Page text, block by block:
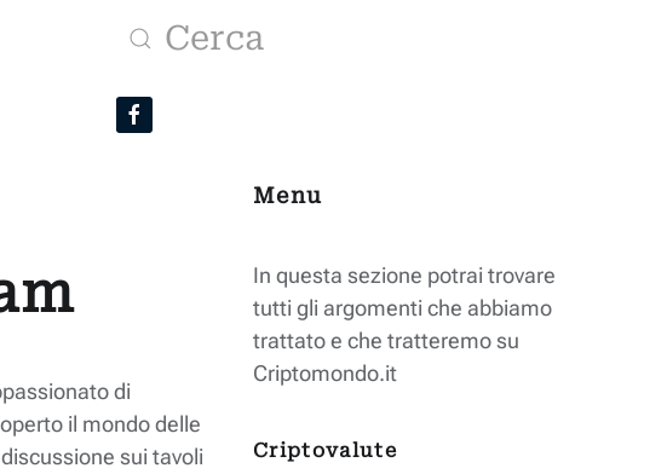
di
il mondo delle
sui tavoli
Menu
In questa sezione potrai trovare
tutti gli argomenti che abbiamo
trattato e che tratteremo su
Criptomondo.it
Criptovalute